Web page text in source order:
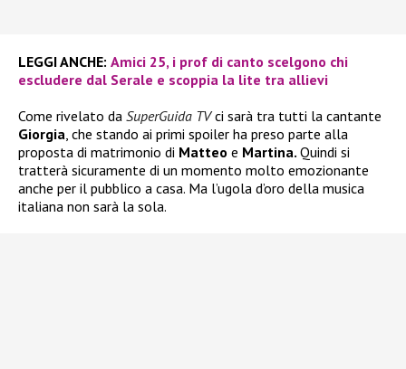
LEGGI ANCHE: Amici 25, i prof di canto scelgono chi
escludere dal Serale e scoppia la lite tra allievi
Come rivelato da SuperGuida TVci sarà tra tutti la cantante
Giorgia, che stando ai primi spoiler ha preso parte alla
proposta di matrimonio di Matteo e Martina. Quindi si
tratterà sicuramente di un momento molto emozionante
anche per il pubblico a casa. Ma l’ugola d’oro della musica
italiana non sarà la sola.